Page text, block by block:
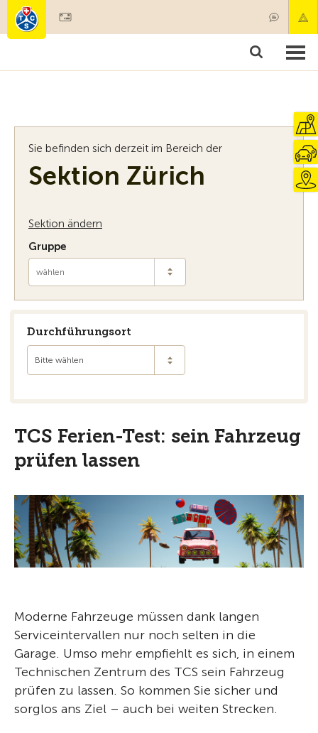
Mitgliedschaft & Leistungen
Sie befinden sich derzeit im Bereich der
Sektion Zürich
Sektion ändern
Gruppe
wählen
Durchführungsort
Bitte wählen
TCS Ferien-Test: sein Fahrzeug
prüfen lassen
Moderne Fahrzeuge müssen dank langen
Serviceintervallen nur noch selten in die
Garage. Umso mehr empfiehlt es sich, in einem
Technischen Zentrum des TCS sein Fahrzeug
prüfen zu lassen. So kommen Sie sicher und
sorglos ans Ziel – auch bei weiten Strecken.